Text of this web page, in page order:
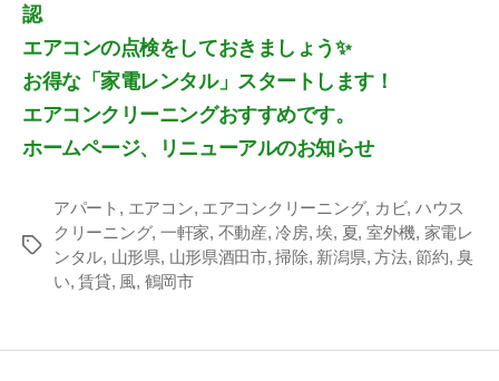
認
エアコンの点検をしておきましょう✨
お得な「家電レンタル」スタートします！
エアコンクリーニングおすすめです。
ホームページ、リニューアルのお知らせ
アパート , エアコン, エアコンクリーニング, カビ, ハウス
クリーニング, 一軒家, 不動産,冷房,埃, 夏, 室外機, 家電レ
ンタル, 山形県, 山形県酒田市,掃除, 新潟県,方法,節約,臭
い,賃貸, 風, 鶴岡市